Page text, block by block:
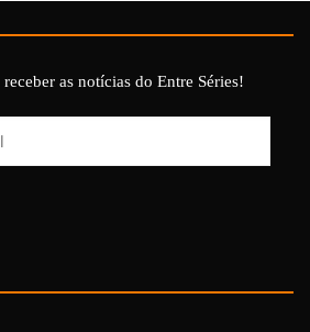
as notícias do Entre Séries!